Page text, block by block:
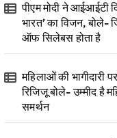
पीएम मोदी ने आईआईटी
भारत’ का विजन, बोले-
ऑफ सिलेबस होता है
महिलाओं की भागीदारी
रिजिजू बोले- उम्मीद है
समर्थन